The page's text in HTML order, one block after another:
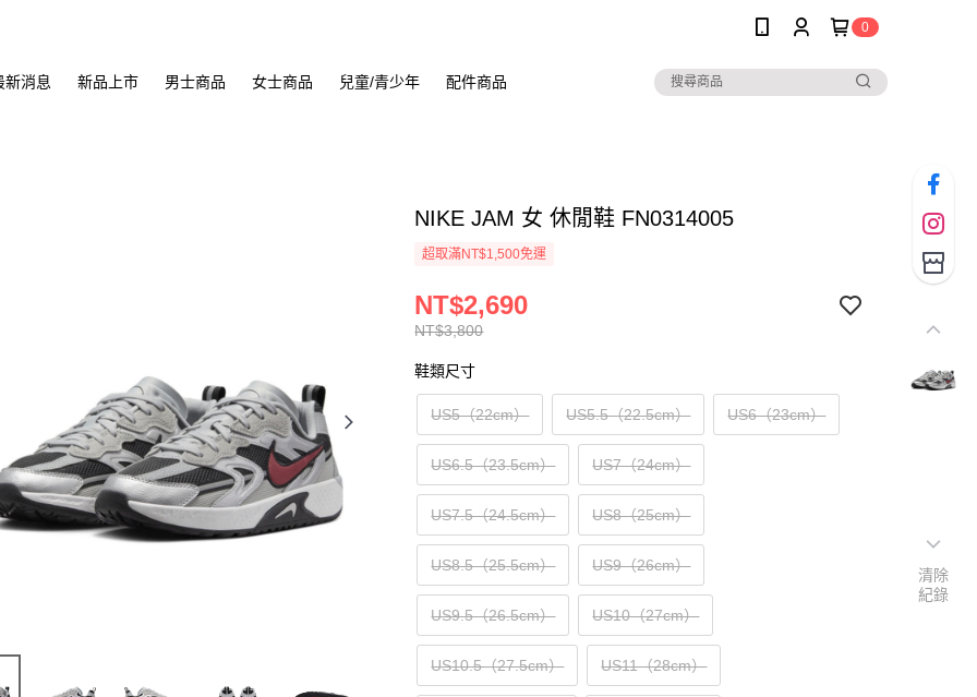
0
新消息 新品上市 男士商品 女士商品 兒童/青少年 配件商品
NIKE JAM 女 休閒鞋 FN0314005
超取滿NT$1,500免運
NT$3,800
NT$2,690
鞋類尺寸
US5（22cm） US5.5（22.5cm） US6（23cm）
US6.5（23.5cm） US7（24cm）
US7.5（24.5cm） US8（25cm）
US8.5（25.5cm） US9（26cm）
US9.5（26.5cm） US10（27cm）
US10.5（27.5cm） US11（28cm）
清除
紀錄